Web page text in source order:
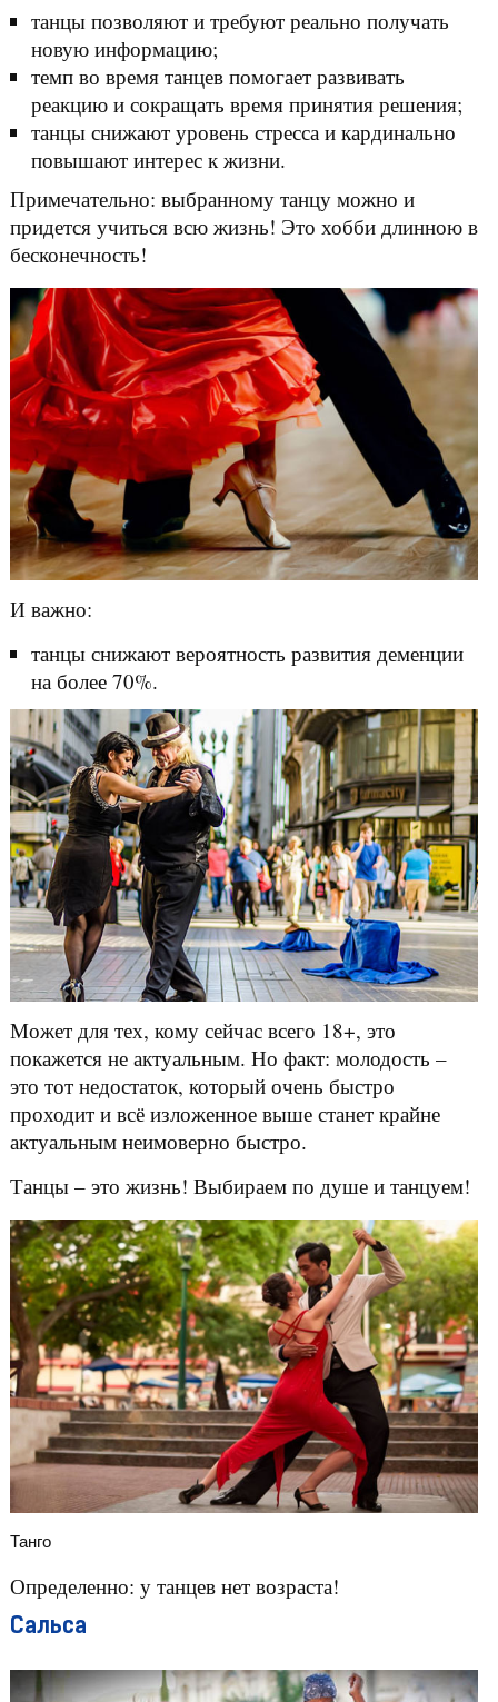
танцы позволяют и требуют реально получать
новую информацию;
темп во время танцев помогает развивать
реакцию и сокращать время принятия решения;
танцы снижают уровень стресса и кардинально
повышают интерес к жизни.
Примечательно: выбранному танцу можно и
придется учиться всю жизнь! Это хобби длинною в
бесконечность!
И важно:
танцы снижают вероятность развития деменции
на более 70%.
Может для тех, кому сейчас всего 18+, это
покажется не актуальным. Но факт: молодость –
это тот недостаток, который очень быстро
проходит и всё изложенное выше станет крайне
актуальным неимоверно быстро.
Танцы – это жизнь! Выбираем по душе и танцуем!
Танго
Определенно: у танцев нет возраста!
Сальса